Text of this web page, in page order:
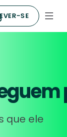
SE
que ele